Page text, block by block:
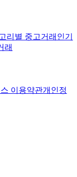
리별 중고거래 인기
래
이용약관개인정